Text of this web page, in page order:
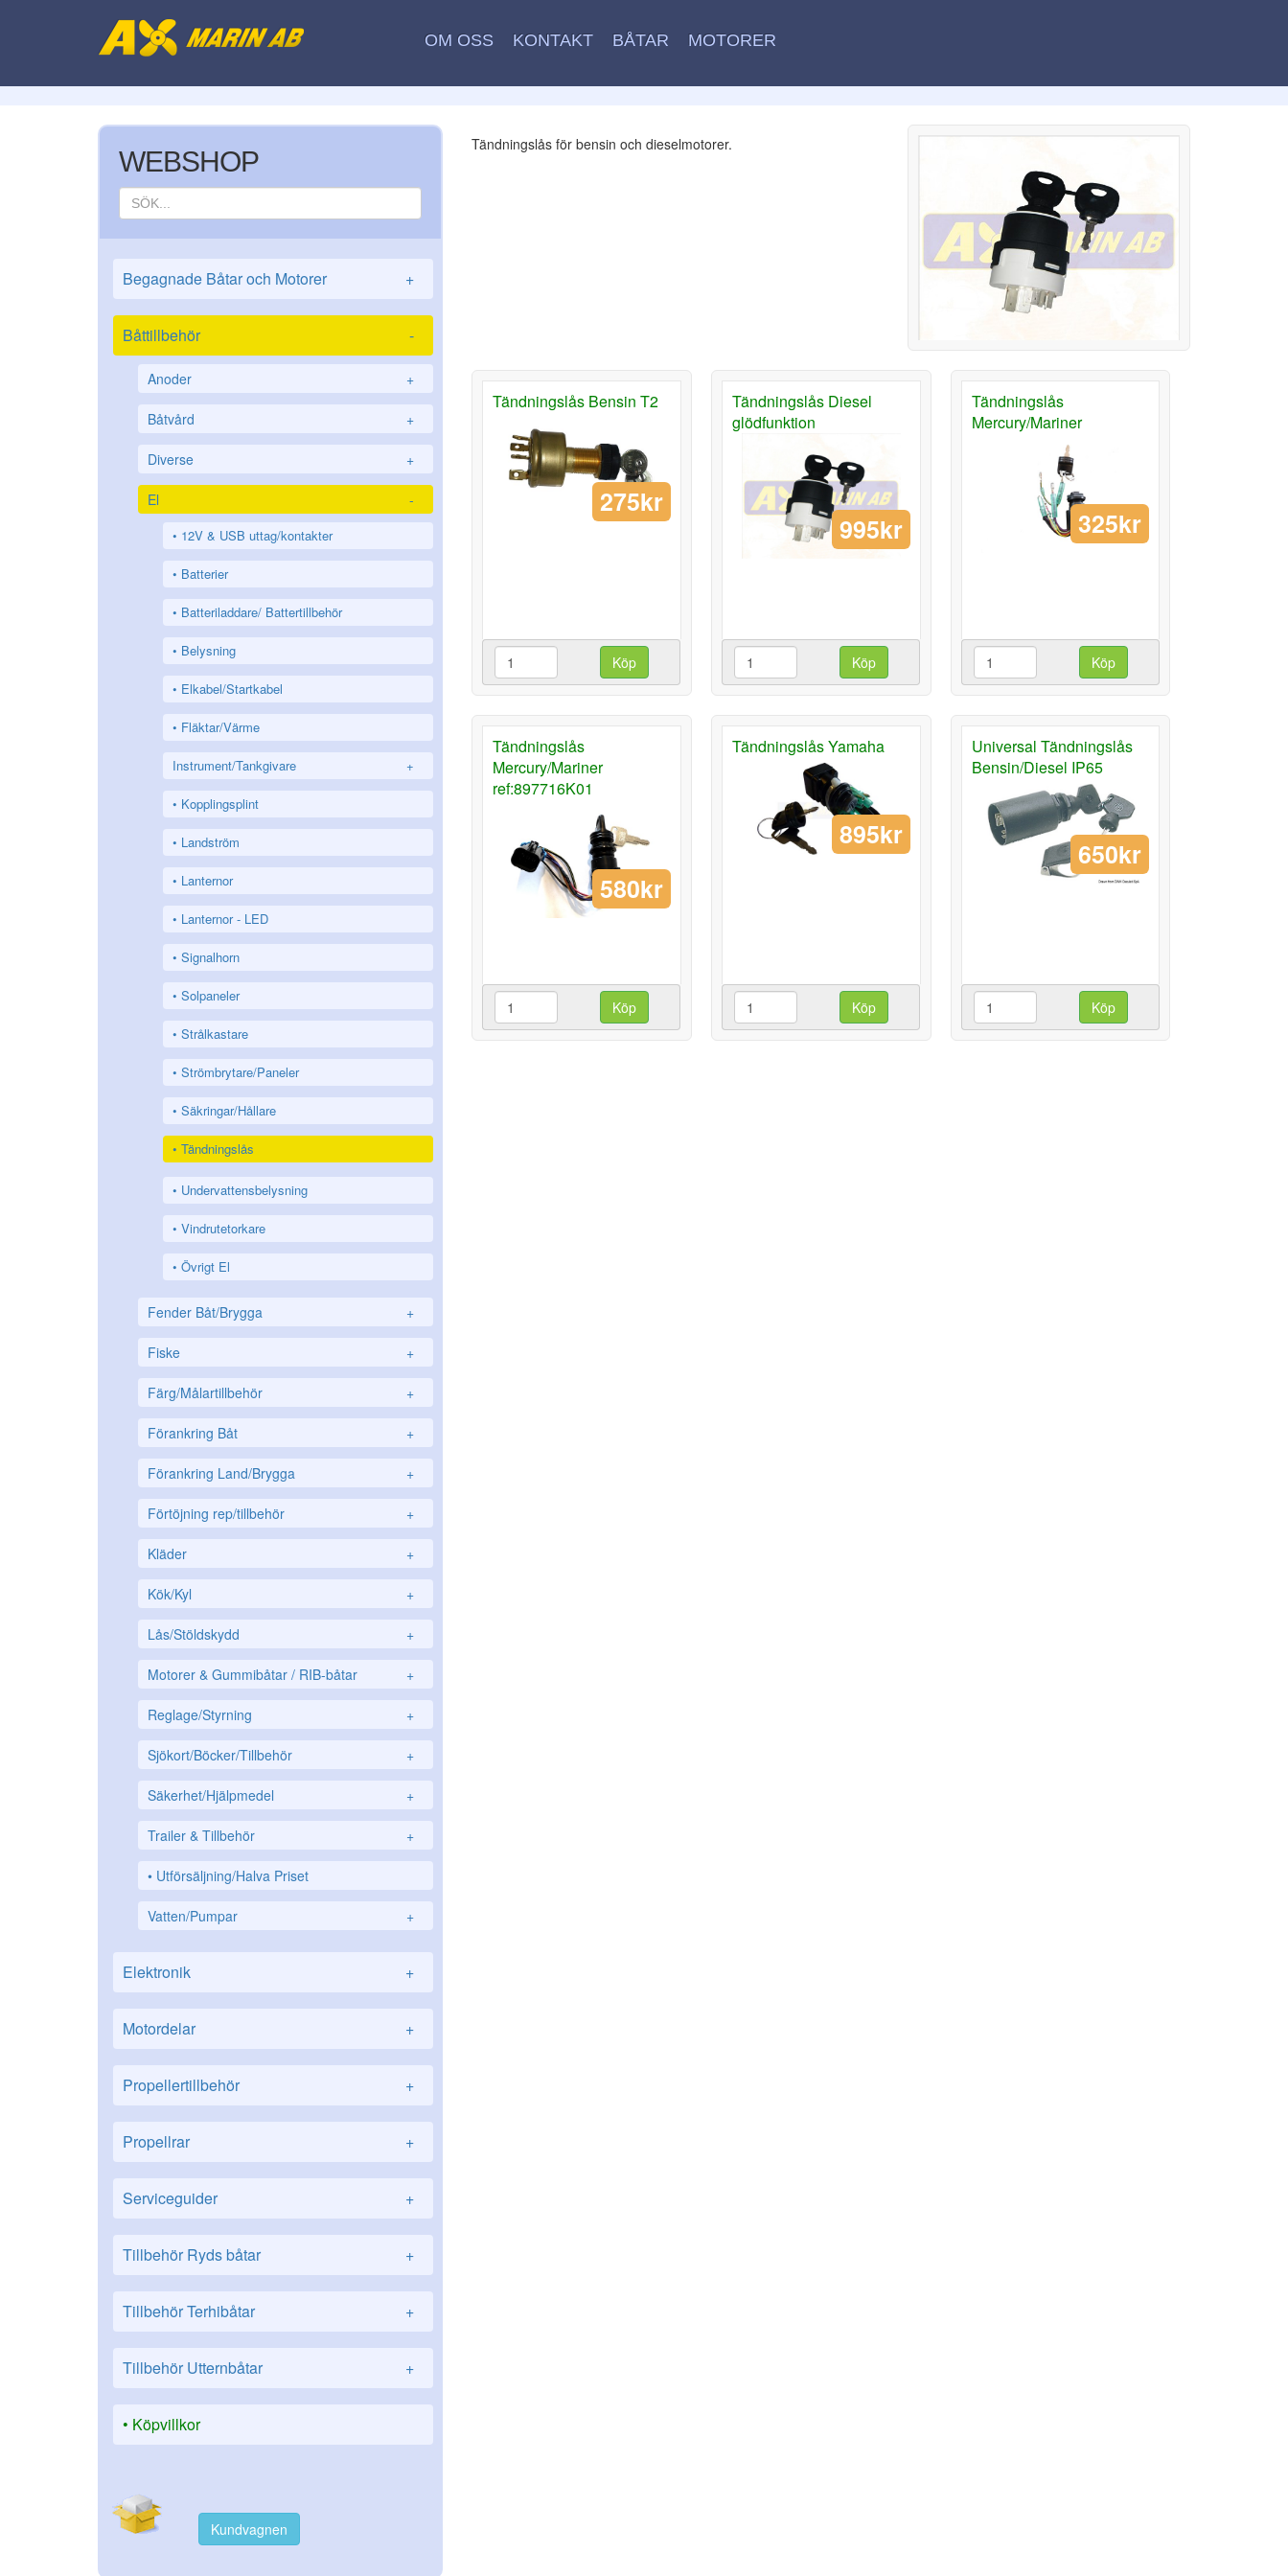
OM OSS KONTAKT BÅTAR MOTORER
WEBSHOP
Begagnade Båtar och Motorer +
Båttillbehör -
Anoder +
Båtvård +
Diverse +
El -
12V & USB uttag/kontakter
Batterier
Batteriladdare/ Battertillbehör
Belysning
Elkabel/Startkabel
Fläktar/Värme
Instrument/Tankgivare +
Kopplingsplint
Landström
Lanternor
Lanternor - LED
Signalhorn
Solpaneler
Strålkastare
Strömbrytare/Paneler
Säkringar/Hållare
Tändningslås
Undervattensbelysning
Vindrutetorkare
Övrigt El
Fender Båt/Brygga +
Fiske +
Färg/Målartillbehör +
Förankring Båt +
Förankring Land/Brygga +
Förtöjning rep/tillbehör +
Kläder +
Kök/Kyl +
Lås/Stöldskydd +
Motorer & Gummibåtar / RIB-båtar +
Reglage/Styrning +
Sjökort/Böcker/Tillbehör +
Säkerhet/Hjälpmedel +
Trailer & Tillbehör +
Utförsäljning/Halva Priset
Vatten/Pumpar +
Elektronik +
Motordelar +
Propellertillbehör +
Propellrar +
Serviceguider +
Tillbehör Ryds båtar +
Tillbehör Terhibåtar +
Tillbehör Utternbåtar +
Köpvillkor
Kundvagnen
Tändningslås för bensin och dieselmotorer.
Tändningslås Bensin T2
275kr
Köp
Tändningslås Diesel
glödfunktion
995kr
Köp
Tändningslås
Mercury/Mariner
325kr
Köp
Tändningslås
Mercury/Mariner
ref:897716K01
580kr
Köp
Tändningslås Yamaha
895kr
Köp
Universal Tändningslås
Bensin/Diesel IP65
650kr
Köp